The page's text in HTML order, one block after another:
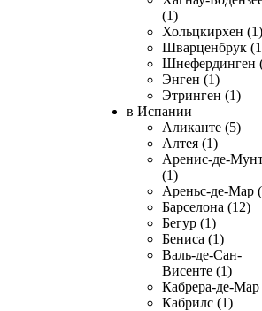
(1)
Хольцкирхен (1)
Шварценбрук
Шнефердинген
Энген (1)
Этринген (1)
в Испании
Аликанте (5)
Алтея (1)
Аренис-де-
(1)
Ареньс-де-Мар
Барселона (12)
Бегур (1)
Бениса (1)
Валь-де-Сан-
Висенте (1)
Кабрера-де-Мар
Кабрилс (1)